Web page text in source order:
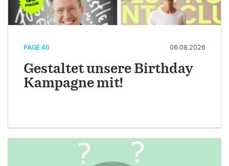
PAGE 40 06.08.2026
Gestaltet unsere Birthday
Kampagne mit!